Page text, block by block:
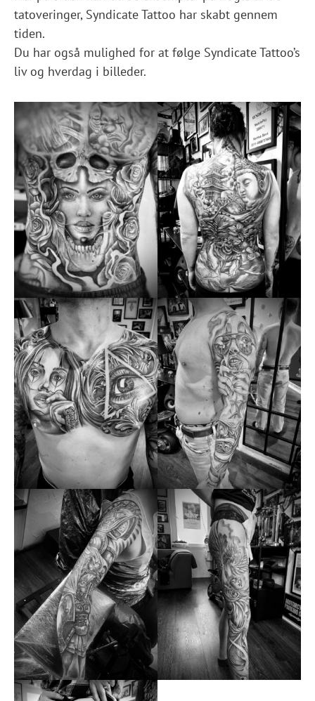
tatoveringer, Syndicate Tattoo har skabt gennem
tiden.
Du har også mulighed for at følge Syndicate Tattoo’s
liv og hverdag i billeder.